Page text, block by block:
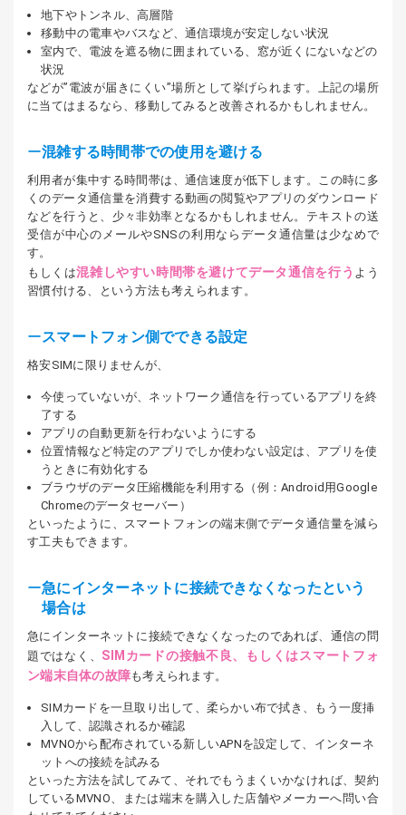
地下やトンネル、高層階
移動中の電車やバスなど、通信環境が安定しない状況
室内で、電波を遮る物に囲まれている、窓が近くにないなどの
状況
などが”電波が届きにくい”場所として挙げられます。上記の場所
に当てはまるなら、移動してみると改善されるかもしれません。
混雑する時間帯での使用を避ける
利用者が集中する時間帯は、通信速度が低下します。この時に多
くのデータ通信量を消費する動画の閲覧やアプリのダウンロード
などを行うと、少々非効率となるかもしれません。テキストの送
受信が中心のメールやSNSの利用ならデータ通信量は少なめで
す。
もしくは混雑しやすい時間帯を避けてデータ通信を行う よう
習慣付ける、という方法も考えられます。
スマートフォン側でできる設定
格安SIMに限りませんが、
今使っていないが、ネットワーク通信を行っているアプリを終
了する
アプリの自動更新を行わないようにする
位置情報など特定のアプリでしか使わない設定は、アプリを使
うときに有効化する
ブラウザのデータ圧縮機能を利用する（例：Android用Google
Chromeのデータセーバー）
といったように、スマートフォンの端末側でデータ通信量を減ら
す工夫もできます。
急にインターネットに接続できなくなったという
場合は
急にインターネットに接続できなくなったのであれば、通信の問
題ではなく、 SIMカードの接触不良、もしくはスマートフォ
ン端末自体の故障も考えられます。
SIMカードを一旦取り出して、柔らかい布で拭き、もう一度挿
入して、認識されるか確認
MVNOから配布されている新しいAPNを設定して、インターネ
ットへの接続を試みる
といった方法を試してみて、それでもうまくいかなければ、契約
しているMVNO、または端末を購入した店舗やメーカーへ問い合